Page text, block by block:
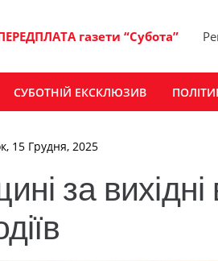
газети “Субота”
СУБОТНІЙ ЕКСКЛЮЗИВ
15 Грудня, 2025
за вихідні